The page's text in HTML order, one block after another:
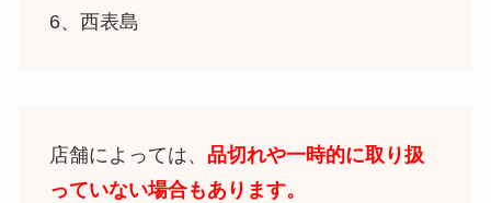
6、西表島
店舗によっては、 品切れや一時的に取り扱
っていない場合もあります。